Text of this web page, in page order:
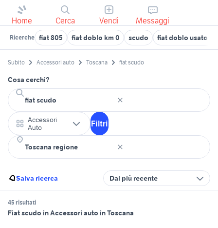
Home Cerca Vendi Messaggi
Ricerche fiat 805 fiat doblo km 0 scudo fiat doblo usato
Subito Accessori auto Toscana fiat scudo
Cosa cerchi?
Accessori
Auto
Filtri
Salva ricerca Dal più recente
45 risultati
Fiat scudo in Accessori auto in Toscana